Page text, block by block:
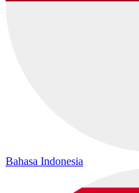
Bahasa Indonesia